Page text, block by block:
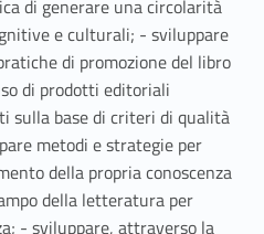
di generare una circolarità
e culturali; - sviluppare
di promozione del libro
di prodotti editoriali
sulla base di criteri di qualità
metodi e strategie per
della propria conoscenza
della letteratura per
- sviluppare, attraverso la